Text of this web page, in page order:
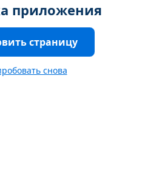
приложения
страницу
снова